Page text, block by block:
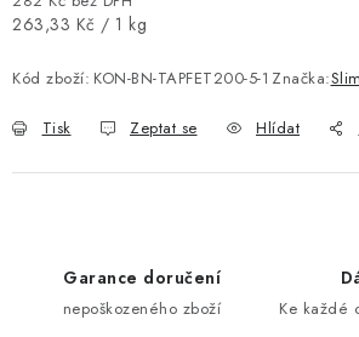
Měrná cena:
263,33 Kč / 1 kg
Kód zboží: KON-BN-TAPFET200-5-1 Značka:
Tisk Zeptat se Hlídat
Garance doručení
nepoškozeného zboží Ke každé